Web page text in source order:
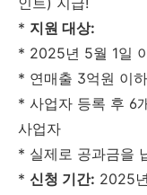
* 지원 대상:
* 2025년 5월 1일
* 연매출 3억원 이하
* 사업자 등록 후 6
사업자
* 실제로 공과금을
* 신청 기간: 2025